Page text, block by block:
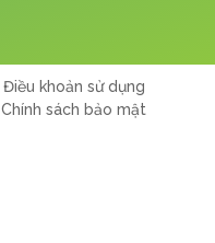
Điều khoản sử dụng
Chính sách bảo mật